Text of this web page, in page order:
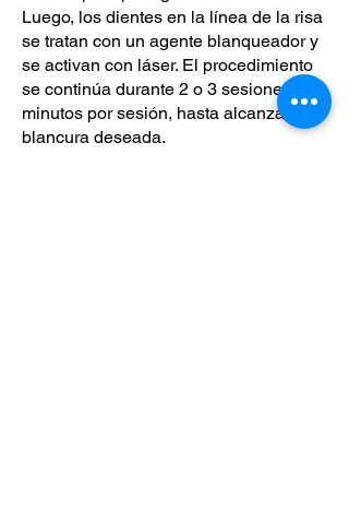
Luego, los dientes en la línea de la risa
se tratan con un agente blanqueador y
se activan con láser. El procedimiento
se continúa durante 2 o 3 sesiones, 20
minutos por sesión, hasta alcanzar la
blancura deseada.